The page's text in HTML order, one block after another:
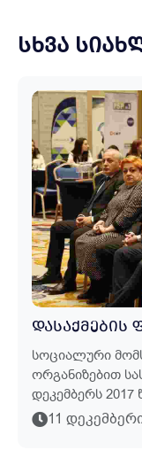
ᲡᲮᲕᲐ
ᲓᲐᲡᲐᲥᲛᲔᲑᲘᲡ
Სოციალური
Ორგანიზებით
Დეკემბერს 2017
Დასაქმების
11